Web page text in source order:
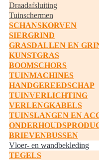
Draadafsluiting
Tuinschermen
SCHANSKORVEN
SIERGRIND
GRASDALLEN EN
KUNSTGRAS
BOOMSCHORS
TUINMACHINES
HANDGEREEDSCHAP
TUINVERLICHTING
VERLENGKABELS
TUINSLANGEN EN
BRIEVENBUSSEN
Vloer- en wandbekleding
TEGELS